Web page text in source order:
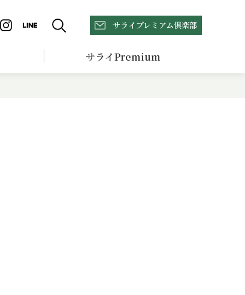
サライプレミアム倶楽部
サライPremium